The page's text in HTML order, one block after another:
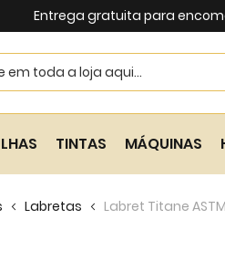
Entrega gratuita para
TINTAS MÁQUINAS
Labretas Labret Titane